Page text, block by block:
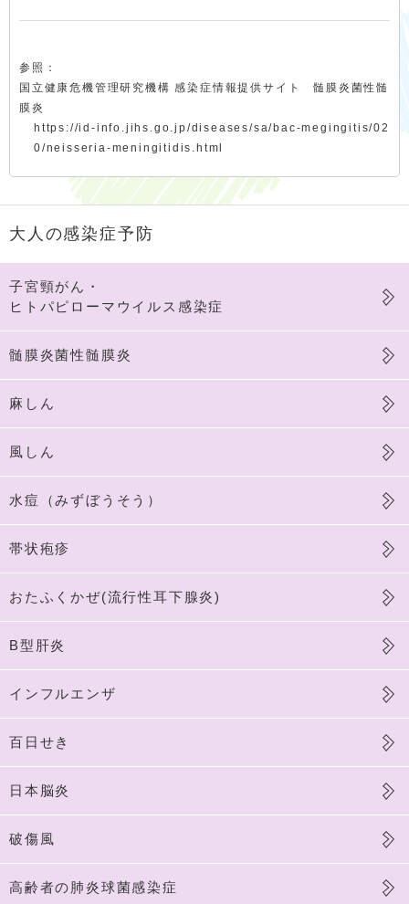
参照：
国立健康危機管理研究機構 感染症情報提供サイト 髄膜炎菌性髄
膜炎
https://id-info.jihs.go.jp/diseases/sa/bac-megingitis/02
0/neisseria-meningitidis.html
大人の感染症予防
子宮頸がん・
ヒトパピローマウイルス感染症
髄膜炎菌性髄膜炎
麻しん
風しん
水痘（みずぼうそう）
帯状疱疹
おたふくかぜ(流行性耳下腺炎)
B型肝炎
インフルエンザ
百日せき
日本脳炎
破傷風
高齢者の肺炎球菌感染症